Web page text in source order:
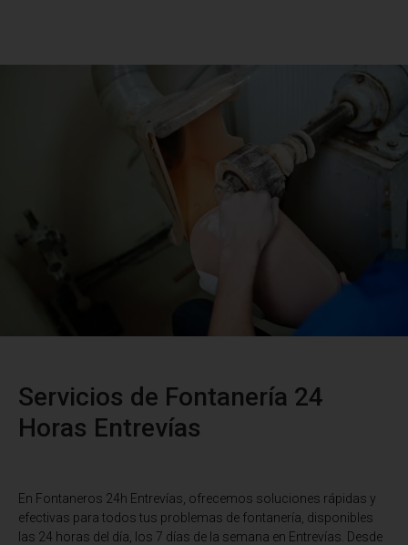
Servicios de Fontanería 24
Horas Entrevías
En Fontaneros 24h Entrevías , ofrecemos soluciones rápidas y
efectivas para todos tus problemas de fontanería, disponibles
las 24 horas del día, los 7 días de la semana en Entrevías. Desde